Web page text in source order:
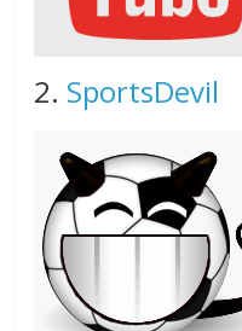
2. SportsDevil